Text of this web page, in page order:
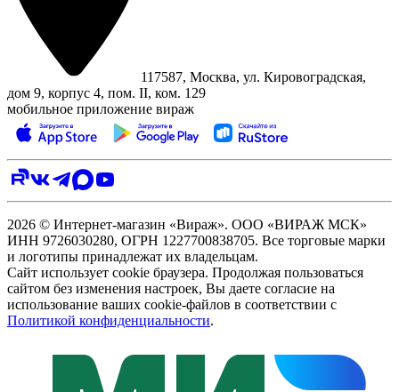
117587, Москва, ул. Кировоградская,
дом 9, корпус 4, пом. II, ком. 129
мобильное приложение вираж
2026 © Интернет-магазин «Вираж». ООО «ВИРАЖ МСК»
ИНН 9726030280, ОГРН 1227700838705. Все торговые марки
и логотипы принадлежат их владельцам.
Сайт использует cookie браузера. Продолжая пользоваться
сайтом без изменения настроек, Вы даете согласие на
использование ваших cookie-файлов в соответствии с
Политикой конфиденциальности.